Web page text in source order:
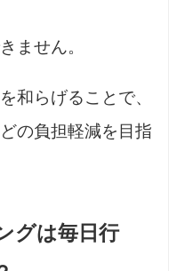
ません。
和らげることで、
の負担軽減を目指
グは毎日行